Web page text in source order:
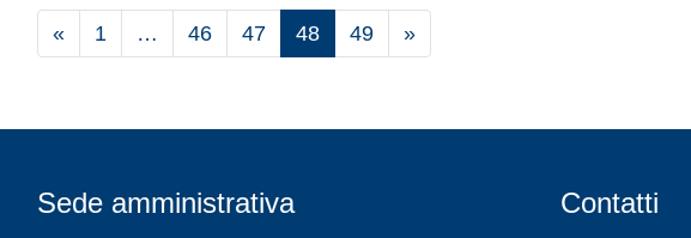
« 1 … 46 47 48 49 »
Sede amministrativa Contatti